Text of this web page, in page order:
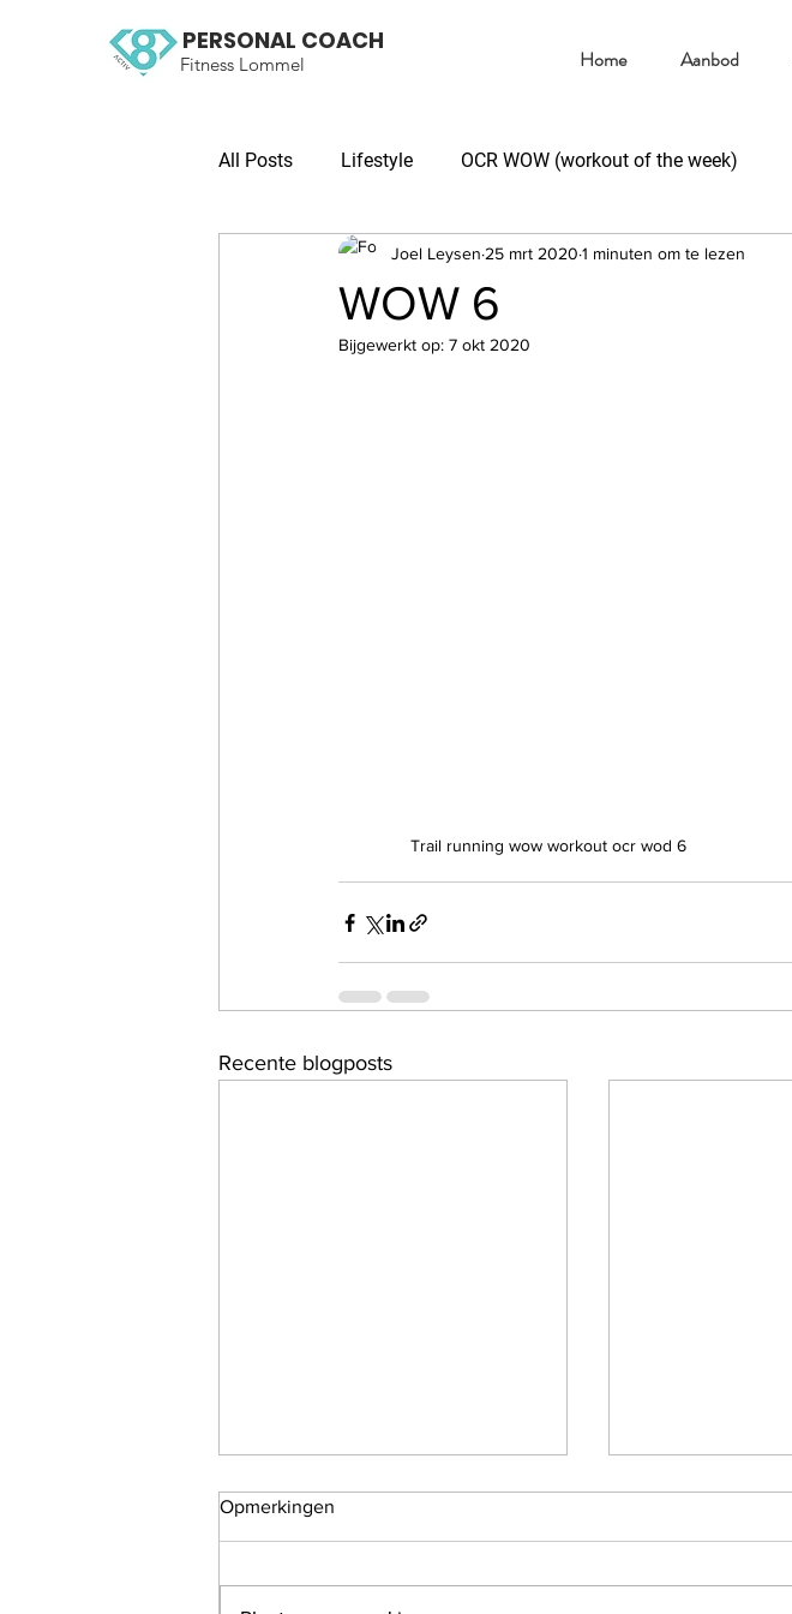
PERSONAL COACH
Fitness Lommel Home Aanbod
All Posts Lifestyle OCR WOW (workout of the week)
WOW 6
Joel Leysen 25 mrt 2020 1 minuten om te lezen
Bijgewerkt op: 7 okt 2020
Trail running wow workout ocr wod 6
Recente blogposts
Opmerkingen